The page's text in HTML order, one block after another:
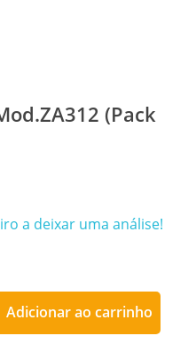
(Pack
a deixar uma análise!
Adicionar ao carrinho